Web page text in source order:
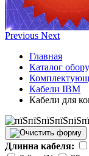
Previous Next
Главная
Каталог
Кабели IBM
Кабели для
Длинна кабеля: